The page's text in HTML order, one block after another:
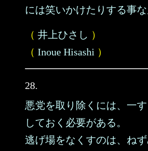
には笑いかけたりする事な
（ 井上ひさし ）
（ Inoue Hisashi ）
28.
悪党を取り除くには、一
しておく必要がある。
逃げ場をなくすのは、ね